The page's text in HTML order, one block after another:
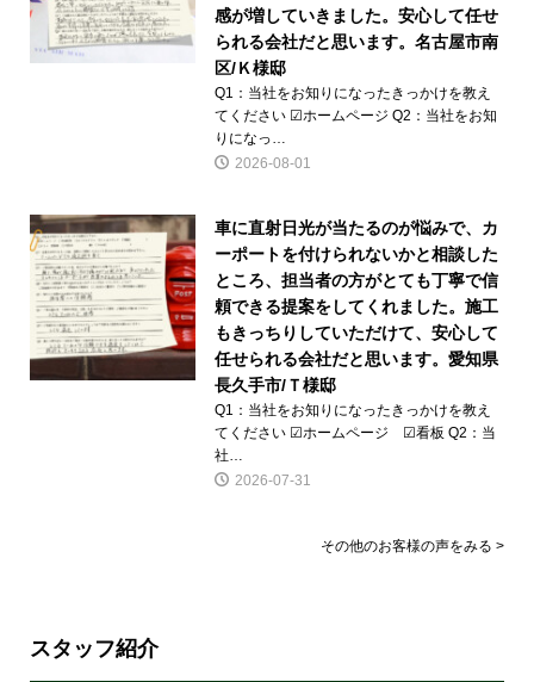
感が増していきました。安心して任せ
られる会社だと思います。名古屋市南
区/Ｋ様邸
Q1：当社をお知りになったきっかけを教え
てください ☑ホームページ Q2：当社をお知
りになっ…
2026-08-01
車に直射日光が当たるのが悩みで、カ
ーポートを付けられないかと相談した
ところ、担当者の方がとても丁寧で信
頼できる提案をしてくれました。施工
もきっちりしていただけて、安心して
任せられる会社だと思います。愛知県
長久手市/Ｔ様邸
Q1：当社をお知りになったきっかけを教え
てください ☑ホームページ ☑看板 Q2：当
社…
2026-07-31
その他のお客様の声をみる >
スタッフ紹介